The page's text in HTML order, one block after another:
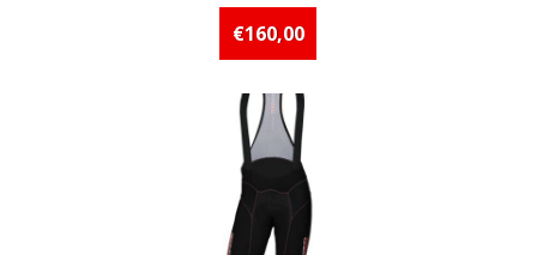
Beschikbaarheid:: Minder dan 5
stuks op voorraad
€160,00